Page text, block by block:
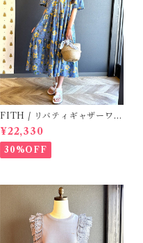
FITH / リバティギャザーワン
ピース / Size 2
¥22,330
30%OFF